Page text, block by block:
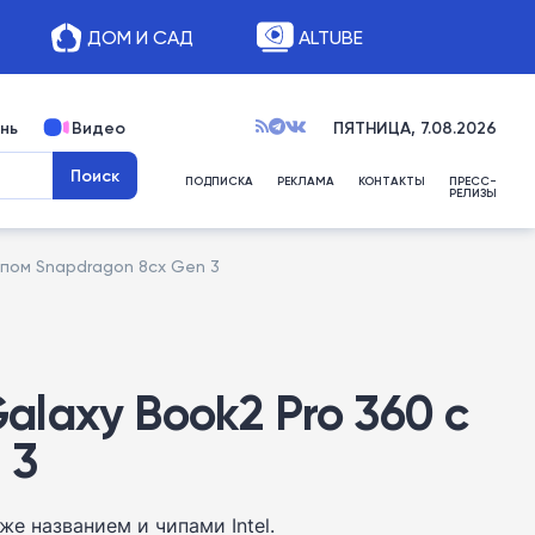
ДОМ И САД ALTUBE
Видео ПЯТНИЦА, 7.08.2026
ПОДПИСКА РЕКЛАМА КОНТАКТЫ ПРЕСС-
РЕЛИЗЫ
Snapdragon 8cx Gen 3
Book2 Pro 360 с
названием и чипами Intel.